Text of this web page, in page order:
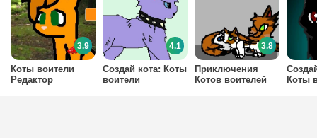
Коты воители
Редактор
3.9
Создай кота: Коты
воители
4.1
Приключения
Котов воителей
3.8
Коты